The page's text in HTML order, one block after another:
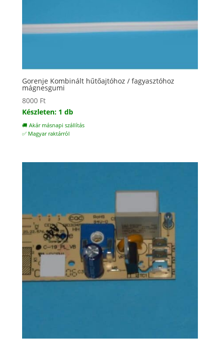
Gorenje Kombinált hűtőajtóhoz / fagyasztóhoz
mágnesgumi
8000 Ft
Készleten: 1 db
🚚 Akár másnapi szállítás
✅ Magyar raktárról